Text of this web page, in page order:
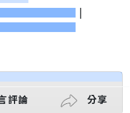
|
評論 分享